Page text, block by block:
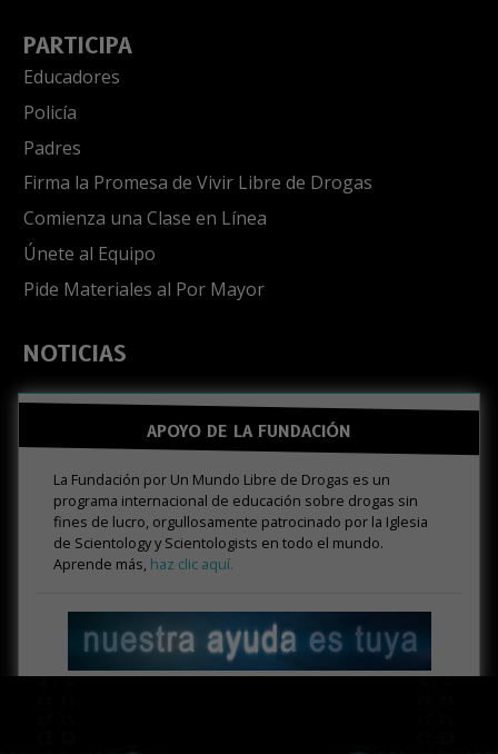
PARTICIPA
Educadores
Policía
Padres
Firma la Promesa de Vivir Libre de Drogas
Comienza una Clase en Línea
Únete al Equipo
Pide Materiales al Por Mayor
NOTICIAS
APOYO DE LA FUNDACIÓN
La Fundación por Un Mundo Libre de Drogas es un
programa internacional de educación sobre drogas sin
fines de lucro, orgullosamente patrocinado por la Iglesia
de Scientology y Scientologists en todo el mundo.
Aprende más, haz clic aquí.